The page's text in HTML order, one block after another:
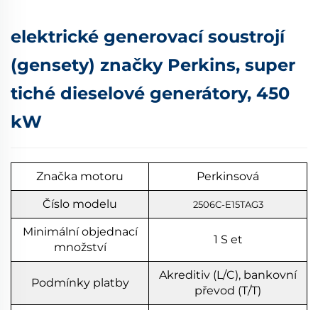
elektrické generovací soustrojí
(gensety) značky Perkins, super
tiché dieselové generátory, 450
kW
Značka motoru Perkinsová
Číslo modelu 2506C-E15TAG3
Minimální objednací
množství
1 S et
Podmínky platby
Akreditiv (L/C), bankovní
převod (T/T)